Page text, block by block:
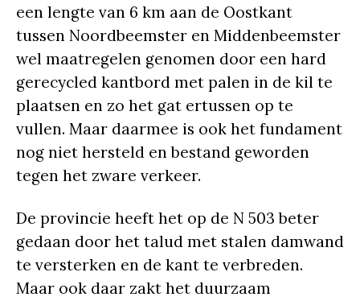
een lengte van 6 km aan de Oostkant
tussen Noordbeemster en Middenbeemster
wel maatregelen genomen door een hard
gerecycled kantbord met palen in de kil te
plaatsen en zo het gat ertussen op te
vullen. Maar daarmee is ook het fundament
nog niet hersteld en bestand geworden
tegen het zware verkeer.
De provincie heeft het op de N 503 beter
gedaan door het talud met stalen damwand
te versterken en de kant te verbreden.
Maar ook daar zakt het duurzaam